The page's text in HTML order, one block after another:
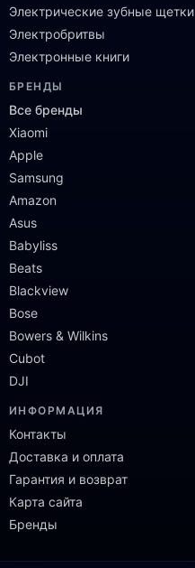
Электрические зубные щетки
Электробритвы
Электронные книги
БРЕНДЫ
Все бренды
Xiaomi
Apple
Samsung
Amazon
Asus
Babyliss
Beats
Blackview
Bose
Bowers & Wilkins
Cubot
DJI
ИНФОРМАЦИЯ
Контакты
Доставка и оплата
Гарантия и возврат
Карта сайта
Бренды